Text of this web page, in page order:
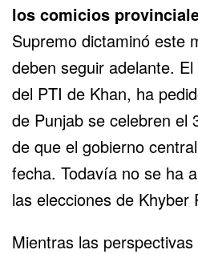
los comicios
Supremo dictaminó este
deben seguir adelante.
del PTI de Khan, ha
de Punjab se celebren el
de que el gobierno
fecha. Todavía no se ha
las elecciones de Khyber
Mientras las